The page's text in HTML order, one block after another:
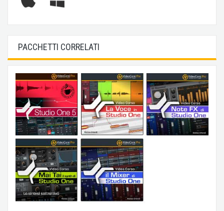
PACCHETTI CORRELATI